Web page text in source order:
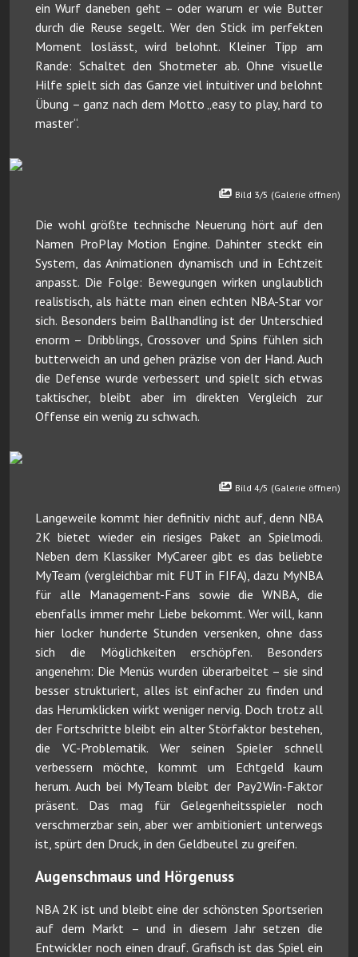
ein Wurf daneben geht – oder warum er wie Butter
durch die Reuse segelt. Wer den Stick im perfekten
Moment loslässt, wird belohnt. Kleiner Tipp am
Rande: Schaltet den Shotmeter ab. Ohne visuelle
Hilfe spielt sich das Ganze viel intuitiver und belohnt
Übung – ganz nach dem Motto „easy to play, hard to
master“.
Bild 3/5 (Galerie öffnen)
Die wohl größte technische Neuerung hört auf den
Namen ProPlay Motion Engine. Dahinter steckt ein
System, das Animationen dynamisch und in Echtzeit
anpasst. Die Folge: Bewegungen wirken unglaublich
realistisch, als hätte man einen echten NBA-Star vor
sich. Besonders beim Ballhandling ist der Unterschied
enorm – Dribblings, Crossover und Spins fühlen sich
butterweich an und gehen präzise von der Hand. Auch
die Defense wurde verbessert und spielt sich etwas
taktischer, bleibt aber im direkten Vergleich zur
Offense ein wenig zu schwach.
Bild 4/5 (Galerie öffnen)
Langeweile kommt hier definitiv nicht auf, denn NBA
2K bietet wieder ein riesiges Paket an Spielmodi.
Neben dem Klassiker MyCareer gibt es das beliebte
MyTeam (vergleichbar mit FUT in FIFA), dazu MyNBA
für alle Management-Fans sowie die WNBA, die
ebenfalls immer mehr Liebe bekommt. Wer will, kann
hier locker hunderte Stunden versenken, ohne dass
sich die Möglichkeiten erschöpfen. Besonders
angenehm: Die Menüs wurden überarbeitet – sie sind
besser strukturiert, alles ist einfacher zu finden und
das Herumklicken wirkt weniger nervig. Doch trotz all
der Fortschritte bleibt ein alter Störfaktor bestehen,
die VC-Problematik. Wer seinen Spieler schnell
verbessern möchte, kommt um Echtgeld kaum
herum. Auch bei MyTeam bleibt der Pay2Win-Faktor
präsent. Das mag für Gelegenheitsspieler noch
verschmerzbar sein, aber wer ambitioniert unterwegs
ist, spürt den Druck, in den Geldbeutel zu greifen.
Augenschmaus und Hörgenuss
NBA 2K ist und bleibt eine der schönsten Sportserien
auf dem Markt – und in diesem Jahr setzen die
Entwickler noch einen drauf. Grafisch ist das Spiel ein